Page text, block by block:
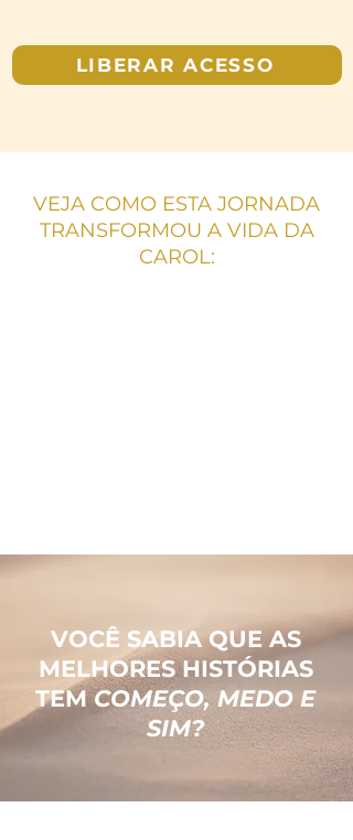
LIBERAR ACESSO
VEJA COMO ESTA JORNADA
TRANSFORMOU A VIDA DA
CAROL:
VOCÊ SABIA QUE AS
MELHORES HISTÓRIAS
TEMCOMEÇO, MEDO E
SIM?